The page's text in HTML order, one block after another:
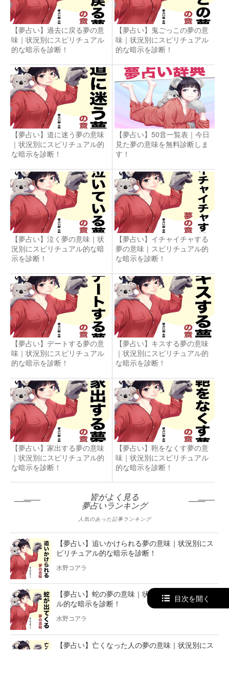
【夢占い】過去に戻る夢の意
味｜状況別にスピリチュアル
的な暗示を診断！
【夢占い】鬼ごっこの夢の意
味｜状況別にスピリチュアル
的な暗示を診断！
【夢占い】道に迷う夢の意味
｜状況別にスピリチュアル的
な暗示を診断！
【夢占い】50音一覧表｜今日
見た夢の意味を無料診断しま
す！
【夢占い】泣く夢の意味｜状
況別にスピリチュアル的な暗
示を診断！
【夢占い】イチャイチャする
夢の意味｜スピリチュアル的
な暗示を診断！
【夢占い】デートする夢の意
味｜状況別にスピリチュアル
的な暗示を診断！
【夢占い】キスする夢の意味
｜状況別にスピリチュアル的
な暗示を診断！
【夢占い】家出する夢の意味
｜状況別にスピリチュアル的
な暗示を診断！
【夢占い】鞄をなくす夢の意
味｜状況別にスピリチュアル
的な暗示を診断！
皆がよく見る
夢占いランキング
人気のあった記事ランキング
【夢占い】追いかけられる夢の意味｜状況別にス
ピリチュアル的な暗示を診断！
水野コアラ
【夢占い】蛇の夢の意味｜状況別にスピリチュア
ル的な暗示を診断！
水野コアラ
【夢占い】亡くなった人の夢の意味｜状況別にス
目次を開く